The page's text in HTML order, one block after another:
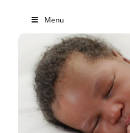
Menu